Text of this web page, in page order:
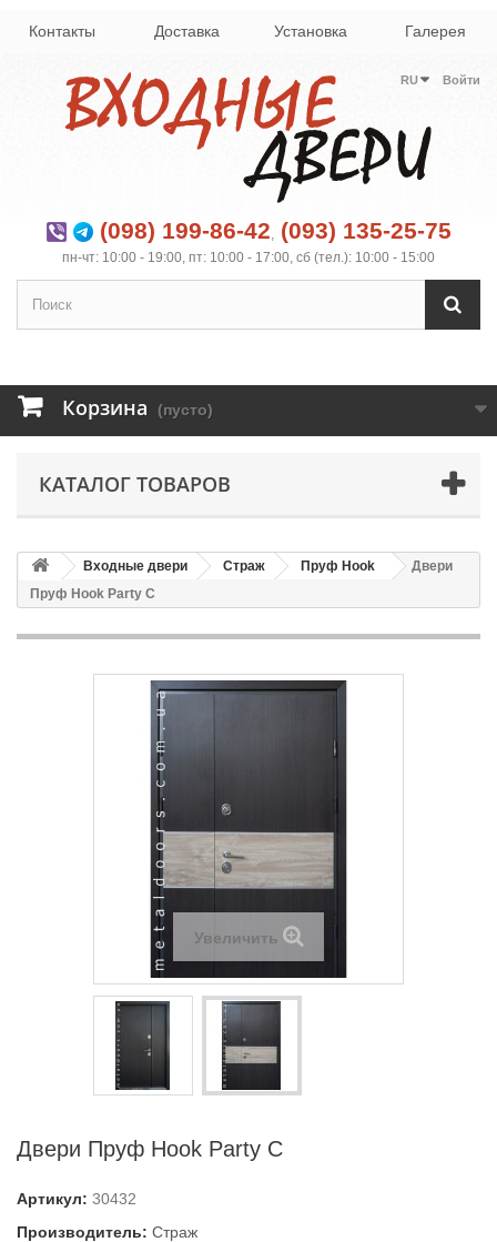
Контакты Доставка Установка Галерея
Войти
RU
(098) 199-86-42, (093) 135-25-75
пн-чт: 10:00 - 19:00, пт: 10:00 - 17:00, сб (тел.): 10:00 - 15:00
Корзина (пусто)
КАТАЛОГ ТОВАРОВ
Входные двери Страж Пруф Hook
Двери
Пруф Hook Party C
Увеличить
Двери Пруф Hook Party C
Артикул: 30432
Производитель: Страж